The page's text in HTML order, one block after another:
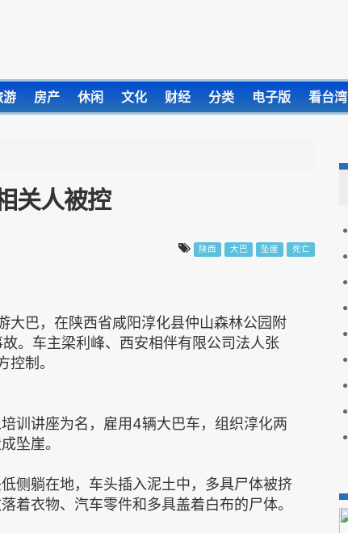
游 房产 休闲 文化 财经 分类 电子版 看台湾
关人被控
陕西 大巴 坠崖 死亡
大巴，在陕西省咸阳淳化县仲山森林公园附
。车主梁利峰、西安相伴有限公司法人张
制。
训讲座为名，雇用4辆大巴车，组织淳化两
坠崖。
侧躺在地，车头插入泥土中，多具尸体被挤
着衣物、汽车零件和多具盖着白布的尸体。